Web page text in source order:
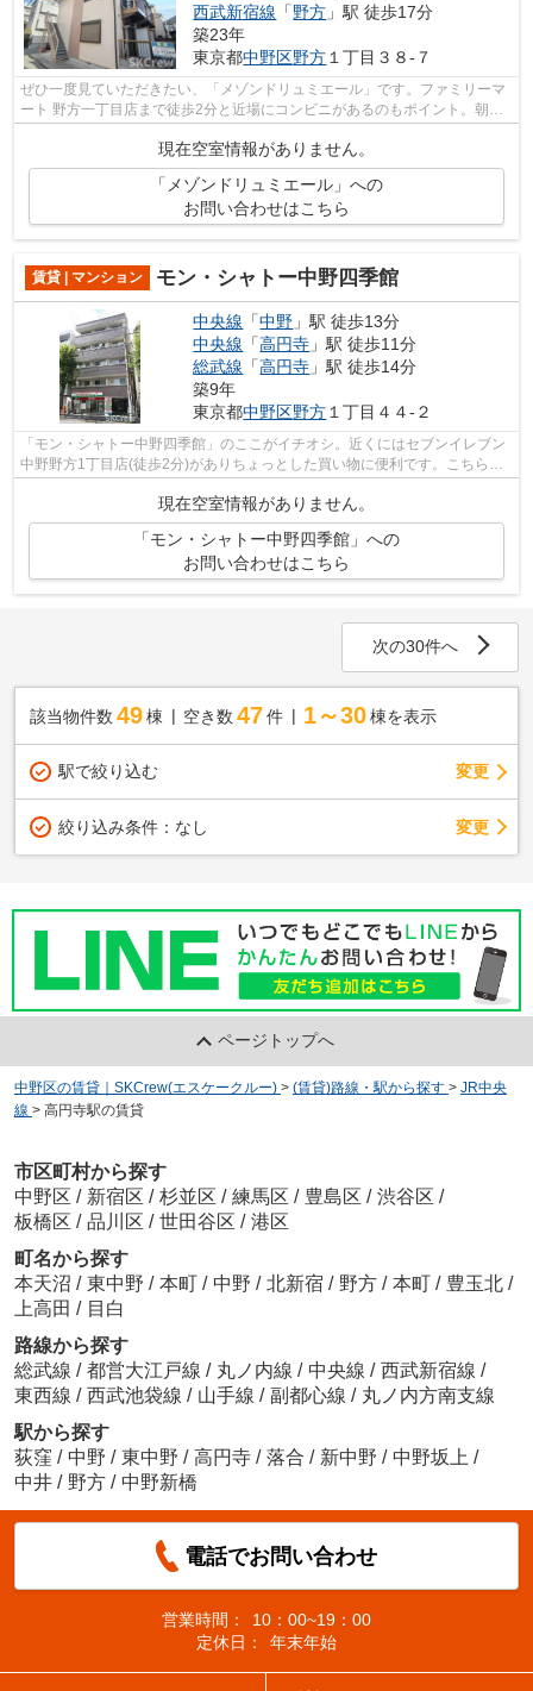
西武新宿線 「野方 」駅 徒歩17分
築23年
東京都中野区野方 １丁目３８-７
ぜひ一度見ていただきたい、「メゾンドリュミエール」です。ファミリーマ
ート 野方一丁目店まで徒歩2分と近場にコンビニがあるのもポイント。朝に
現在空室情報がありません。
「メゾンドリュミエール」への
お問い合わせはこちら
賃貸 | マンション モン・シャトー中野四季館
中央線 「中野 」駅 徒歩13分
中央線 「高円寺 」駅 徒歩11分
総武線 「高円寺 」駅 徒歩14分
築9年
東京都中野区野方 １丁目４４-２
「モン・シャトー中野四季館」のここがイチオシ。近くにはセブンイレブン
中野野方1丁目店(徒歩2分)がありちょっとした買い物に便利です。こちらは
現在空室情報がありません。
「モン・シャトー中野四季館」への
お問い合わせはこちら
次の30件へ
該当物件数 49棟 空き数 47 件 1～30 棟を表示
駅で絞り込む 変更
絞り込み条件： なし 変更
ページトップへ
中野区の賃貸｜SKCrew(エスケークルー) > (賃貸)路線・駅から探す > JR中央
線 > 高円寺駅の賃貸
市区町村から探す
中野区 / 新宿区 / 杉並区 / 練馬区 / 豊島区 / 渋谷区 /
板橋区 / 品川区 / 世田谷区 / 港区
町名から探す
本天沼 / 東中野 / 本町 / 中野 / 北新宿 / 野方 / 本町 / 豊玉北 /
上高田 / 目白
路線から探す
総武線 / 都営大江戸線 / 丸ノ内線 / 中央線 / 西武新宿線 /
東西線 / 西武池袋線 / 山手線 / 副都心線 / 丸ノ内方南支線
駅から探す
荻窪 / 中野 / 東中野 / 高円寺 / 落合 / 新中野 / 中野坂上 /
中井 / 野方 / 中野新橋
電話でお問い合わせ
営業時間：
10：00~19：00
定休日：
年末年始